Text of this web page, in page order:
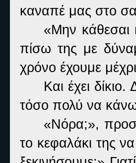
καναπέ μας στο
«Μην κάθεσαι
πίσω της με
χρόνο έχουμε
Και έχει
τόσο πολύ να
«Νόρα;»,
το κεφαλάκι της